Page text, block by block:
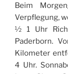
Beim
Verpflegung,
½ 1 Uhr
Paderborn.
Kilometer
4 Uhr.